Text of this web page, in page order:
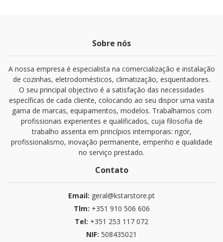
Sobre nós
A nossa empresa é especialista na comercialização e instalação
de cozinhas, eletrodomésticos, climatização, esquentadores.
O seu principal objectivo é a satisfação das necessidades
específicas de cada cliente, colocando ao seu dispor uma vasta
gama de marcas, equipamentos, modelos. Trabalhamos com
profissionais experientes e qualificados, cuja filosofia de
trabalho assenta em princípios intemporais: rigor,
profissionalismo, inovação permanente, empenho e qualidade
no serviço prestado.
Contato
Email: geral@kstarstore.pt
Tlm: +351 910 506 606
Tel: +351 253 117 072
NIF: 508435021